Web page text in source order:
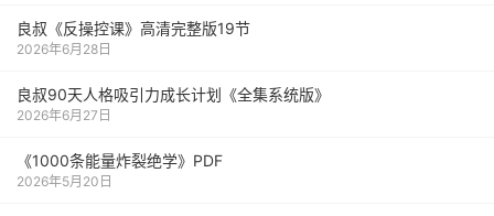
良叔《反操控课》高清完整版19节
2026年6月28日
良叔90天人格吸引力成长计划《全集系统版》
2026年6月27日
《1000‮能条‬‎量‮裂炸‬‎绝学》PDF
2026年5月20日